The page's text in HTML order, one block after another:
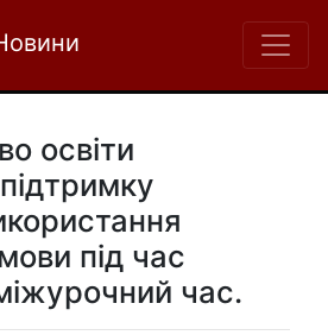
освіти
під час
час.